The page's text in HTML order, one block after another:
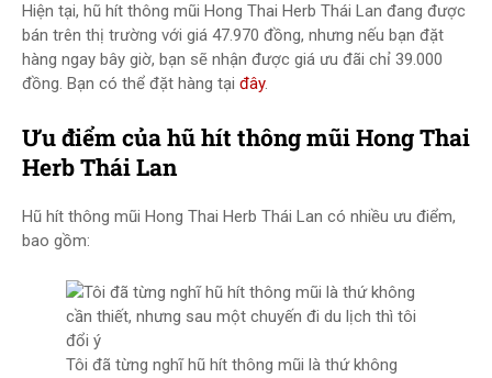
Hiện tại, hũ hít thông mũi Hong Thai Herb Thái Lan đang được
bán trên thị trường với giá 47.970 đồng, nhưng nếu bạn đặt
hàng ngay bây giờ, bạn sẽ nhận được giá ưu đãi chỉ 39.000
đồng. Bạn có thể đặt hàng tại đây.
Ưu điểm của hũ hít thông mũi Hong Thai
Herb Thái Lan
Hũ hít thông mũi Hong Thai Herb Thái Lan có nhiều ưu điểm,
bao gồm:
Tôi đã từng nghĩ hũ hít thông mũi là thứ không